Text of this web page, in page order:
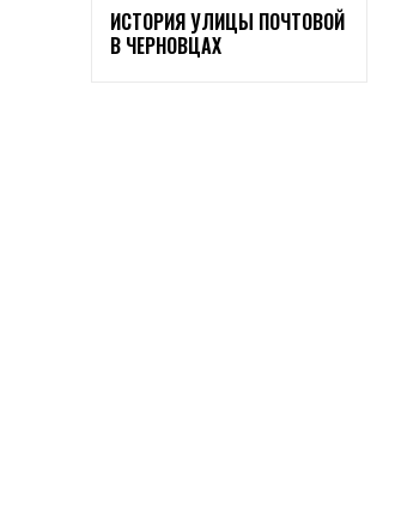
ИСТОРИЯ УЛИЦЫ ПОЧТОВОЙ
В ЧЕРНОВЦАХ